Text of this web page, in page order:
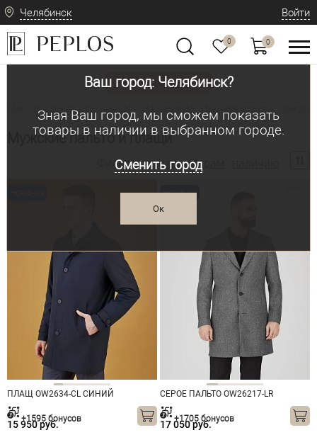
Челябинск
Ваш город: Челябинск?
Зная Ваш город, мы сможем показать
товары в наличии в выбранном городе.
Сменить город
Ок
Войти
0 0
Вид одежды
Мужская одежда: классическая и современная
Мужские пальто и плащи
Фильтр по: параметрам
ПЛАЩ OW2634-CL СИНИЙ
15 950 руб.
+1595 бонусов
Новинка
СЕРОЕ ПАЛЬТО OW26217-LR
17 050 руб.
+1705 бонусов